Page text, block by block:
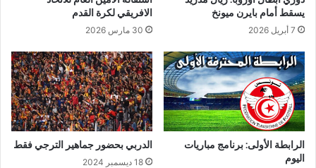
يسقط أمام بايرن ميونخ
7 أبريل 2026
الافريقي لكرة القدم
30 مارس 2026
الرابطة الأولى: برنامج مباريات
اليوم
الدربي بحضور جماهير الترجي فقط
18 ديسمبر 2024